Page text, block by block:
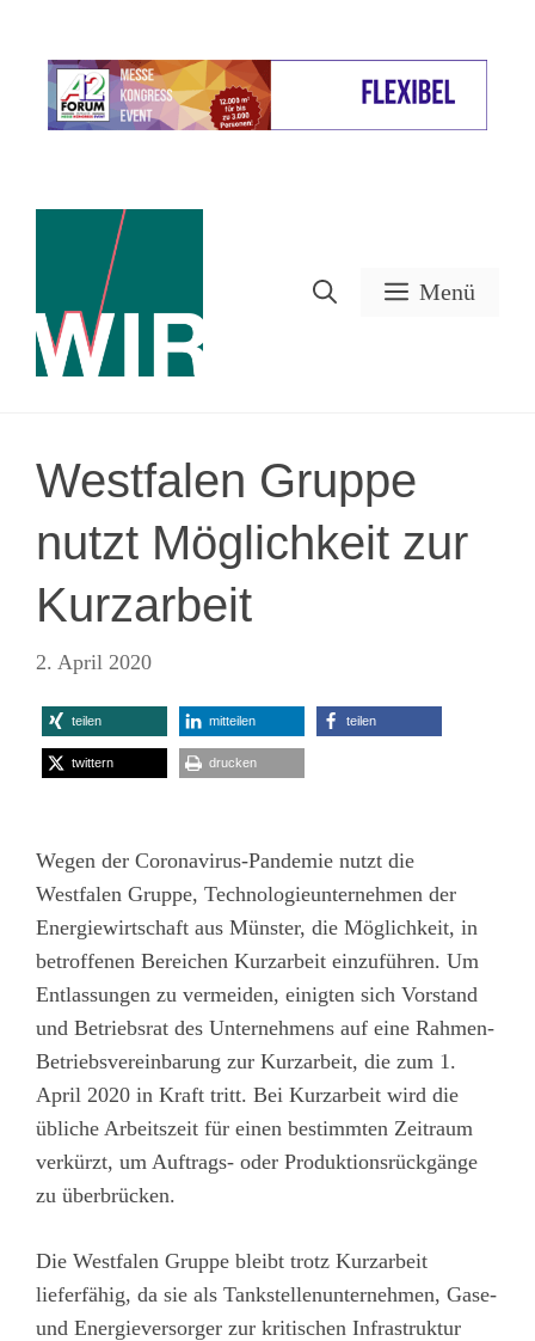
springen
Menü
Westfalen Gruppe
nutzt Möglichkeit zur
Kurzarbeit
2. April 2020
teilen mitteilen teilen
twittern drucken
Wegen der Coronavirus-Pandemie nutzt die
Westfalen Gruppe, Technologieunternehmen der
Energiewirtschaft aus Münster, die Möglichkeit, in
betroffenen Bereichen Kurzarbeit einzuführen. Um
Entlassungen zu vermeiden, einigten sich Vorstand
und Betriebsrat des Unternehmens auf eine Rahmen-
Betriebsvereinbarung zur Kurzarbeit, die zum 1.
April 2020 in Kraft tritt. Bei Kurzarbeit wird die
übliche Arbeitszeit für einen bestimmten Zeitraum
verkürzt, um Auftrags- oder Produktionsrückgänge
zu überbrücken.
Die Westfalen Gruppe bleibt trotz Kurzarbeit
lieferfähig, da sie als Tankstellenunternehmen, Gase-
und Energieversorger zur kritischen Infrastruktur